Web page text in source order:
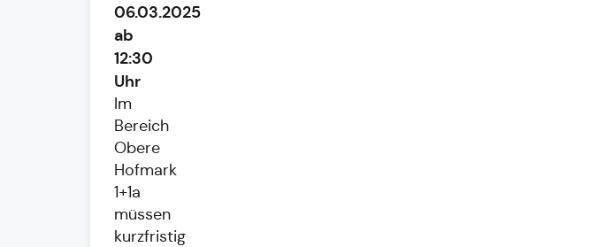
06.03.2025
ab
12:30
Uhr
Im
Bereich
Obere
Hofmark
1+1a
müssen
kurzfristig